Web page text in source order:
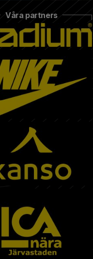
Våra partners